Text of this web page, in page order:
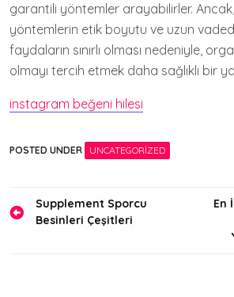
garantili yöntemler arayabilirler.
yöntemlerin etik boyutu ve uzun
faydaların sınırlı olması nedeniyle,
olmayı tercih etmek daha sağlıklı bir
instagram beğeni hilesi
POSTED UNDER UNCATEGORIZED
Yazı
gezinmesi
Supplement Sporcu
Besinleri Çeşitleri
En